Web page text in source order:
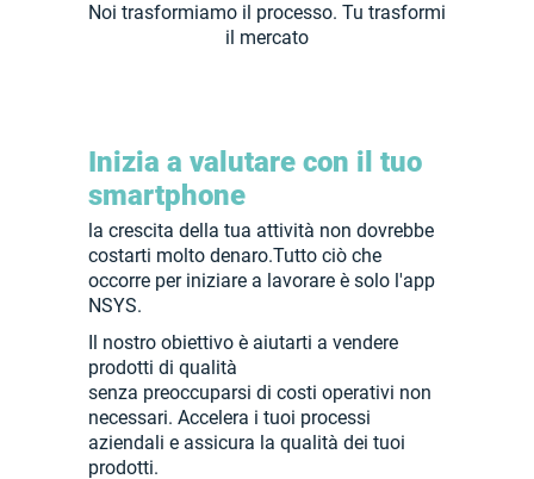
Noi trasformiamo il processo. Tu trasformi
il mercato
Inizia a valutare con il tuo
smartphone
la crescita della tua attività non dovrebbe
costarti molto denaro.Tutto ciò che
occorre per iniziare a lavorare è solo l'app
NSYS.
Il nostro obiettivo è aiutarti a vendere
prodotti di qualità
senza preoccuparsi di costi operativi non
necessari. Accelera i tuoi processi
aziendali e assicura la qualità dei tuoi
prodotti.